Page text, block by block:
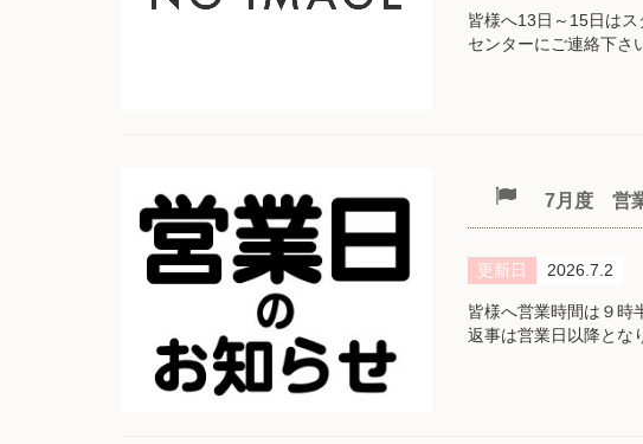
皆様へ13日～15日は
センターにご連絡下さ
7月度 営
更新日 2026.7.2
皆様へ営業時間は９時
返事は営業日以降と